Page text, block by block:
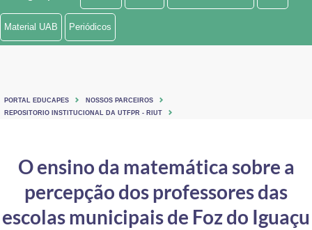
Ministério de Minas e Energia
Ministério do Turismo
Controladoria-Geral da União
Ministério da Mulher, da Família e dos Direitos Humanos
Material UAB Periódicos
PORTAL EDUCAPES
NOSSOS PARCEIROS
REPOSITORIO INSTITUCIONAL DA UTFPR - RIUT
O ensino da matemática sobre a
percepção dos professores das
escolas municipais de Foz do Iguaçu